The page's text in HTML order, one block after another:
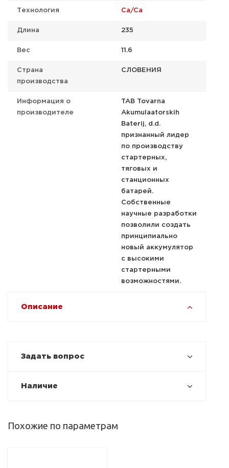
Технология Ca/Ca
Длина 235
Вес 11.6
Страна
производства
СЛОВЕНИЯ
Информация о
производителе
TAB Tovarna
Akumulaatorskih
Baterij, d.d.
признанный лидер
по производству
стартерных,
тяговых и
станционных
батарей.
Собственные
научные разработки
позволили создать
принципиально
новый аккумулятор
с высокими
стартерными
возможностями.
Описание
Задать вопрос
Наличие
Похожие по параметрам